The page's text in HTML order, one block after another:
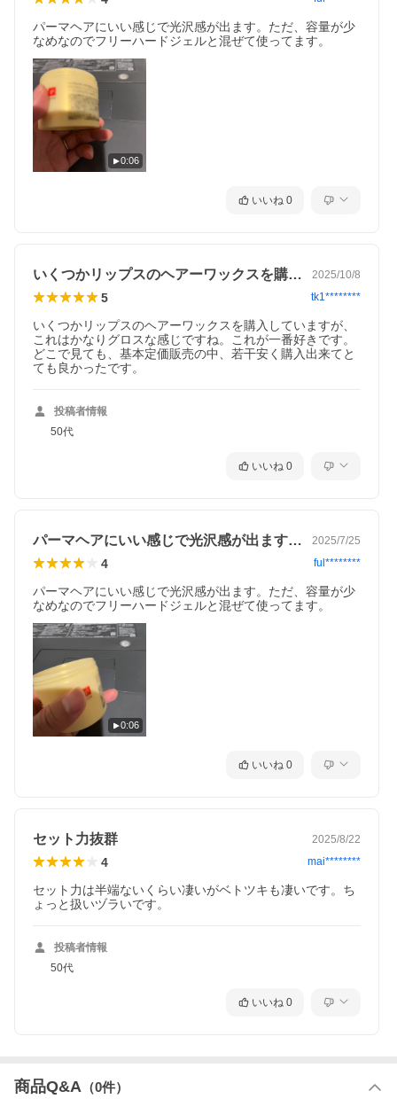
パーマヘアにいい感じで光沢感が出ます。ただ、容量が少
なめなのでフリーハードジェルと混ぜて使ってます。
0:06
いいね 0
いくつかリップスのヘアーワックスを購入… 2025/10/8
5 tk1********
いくつかリップスのヘアーワックスを購入していますが、
これはかなりグロスな感じですね。これが一番好きです。
どこで見ても、基本定価販売の中、若干安く購入出来てと
ても良かったです。
投稿者情報
50代
いいね 0
パーマヘアにいい感じで光沢感が出ます。… 2025/7/25
4 ful********
パーマヘアにいい感じで光沢感が出ます。ただ、容量が少
なめなのでフリーハードジェルと混ぜて使ってます。
0:06
いいね 0
セット力抜群 2025/8/22
4 mai********
セット力は半端ないくらい凄いがベトツキも凄いです。ち
ょっと扱いヅラいです。
投稿者情報
50代
いいね 0
商品Q&A （0件）